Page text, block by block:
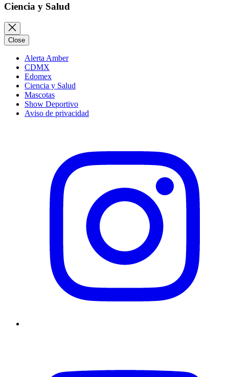
Ciencia y Salud
Close
Alerta Amber
CDMX
Edomex
Ciencia y Salud
Mascotas
Show Deportivo
Aviso de privacidad